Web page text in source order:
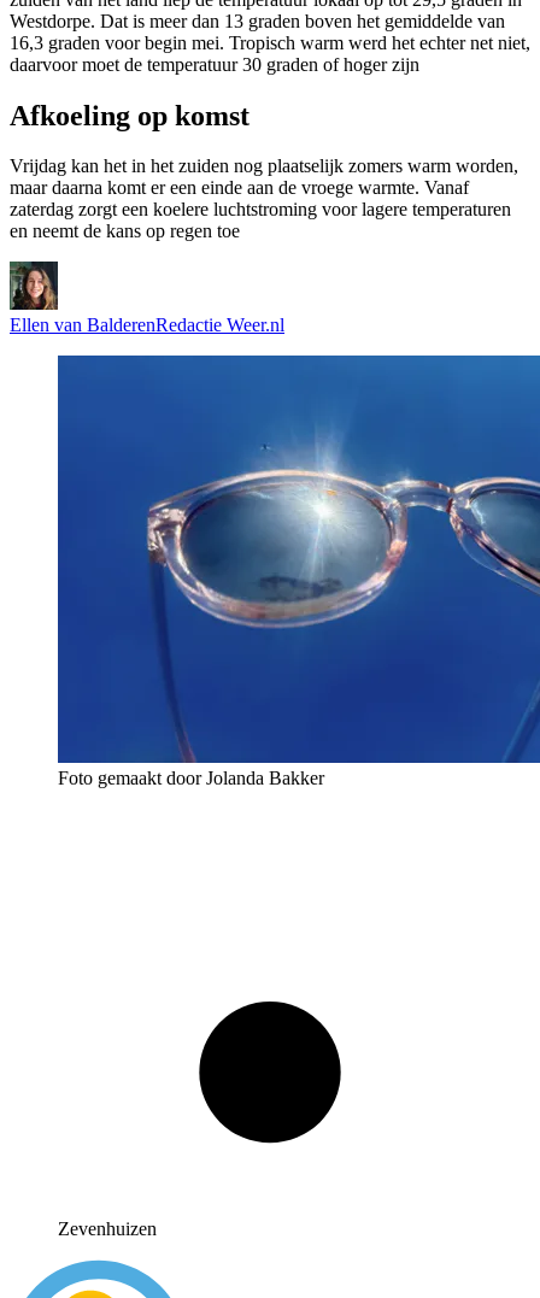
Westdorpe. Dat is meer dan 13 graden boven het gemiddelde van
16,3 graden voor begin mei. Tropisch warm werd het echter net niet,
daarvoor moet de temperatuur 30 graden of hoger zijn
Afkoeling op komst
Vrijdag kan het in het zuiden nog plaatselijk zomers warm worden,
maar daarna komt er een einde aan de vroege warmte. Vanaf
zaterdag zorgt een koelere luchtstroming voor lagere temperaturen
en neemt de kans op regen toe
Ellen van BalderenRedactie Weer.nl
Foto gemaakt door Jolanda Bakker
Zevenhuizen